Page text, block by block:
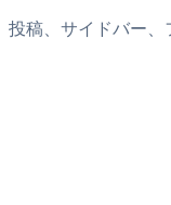
稿、サイドバー、